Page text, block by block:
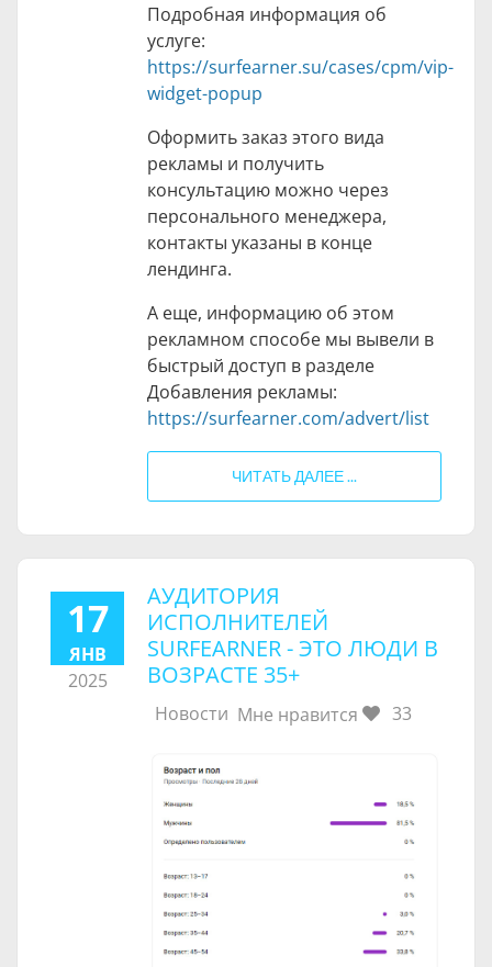
Подробная информация об
услуге:
https://surfearner.su/cases/cpm/vip-
widget-popup
Оформить заказ этого вида
рекламы и получить
консультацию можно через
персонального менеджера,
контакты указаны в конце
лендинга.
А еще, информацию об этом
рекламном способе мы вывели в
быстрый доступ в разделе
Добавления рекламы:
https://surfearner.com/advert/list
ЧИТАТЬ ДАЛЕЕ ...
17
ЯНВ
2025
АУДИТОРИЯ
ИСПОЛНИТЕЛЕЙ
SURFEARNER - ЭТО ЛЮДИ В
ВОЗРАСТЕ 35+
Новости Мне нравится 33